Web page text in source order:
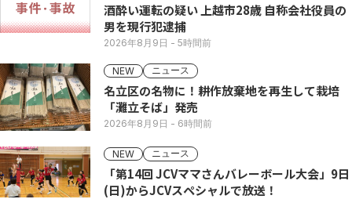
酒酔い運転の疑い 上越市28歳 自称会社役員の
男を現行犯逮捕
2026年8月9日 - 5時間前
NEW ニュース
名立区の名物に！耕作放棄地を再生して栽培
「灘立そば」発売
2026年8月9日 - 6時間前
NEW ニュース
「第14回 JCVママさんバレーボール大会」9日
(日)からJCVスペシャルで放送！